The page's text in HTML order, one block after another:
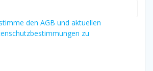
den AGB und aktuellen
zu